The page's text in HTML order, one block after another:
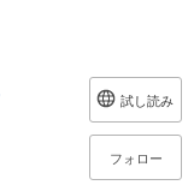
試し読み
フォロー